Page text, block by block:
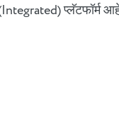
प्लॅटफॉर्म